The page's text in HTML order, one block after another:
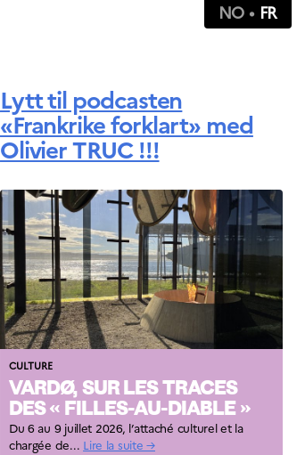
NO FR
Lytt til podcasten
«Frankrike forklart» med
Olivier TRUC !!!
CULTURE
VARDØ, SUR LES TRACES
DES « FILLES-AU-DIABLE »
Du 6 au 9 juillet 2026, l’attaché culturel et la
chargée de... Lire la suite →